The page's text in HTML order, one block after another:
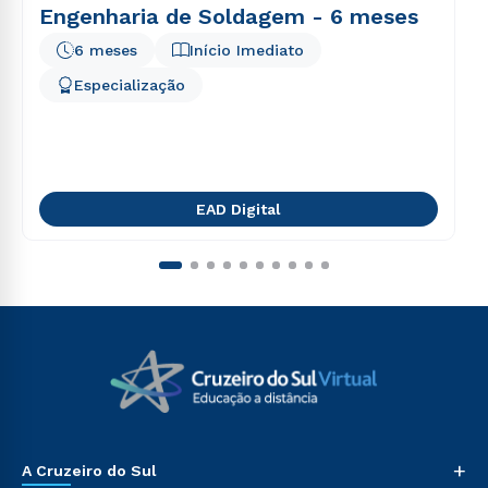
Engenharia de Soldagem - 6 meses
Início Imediato
6 meses
Especialização
EAD Digital
A Cruzeiro do Sul +